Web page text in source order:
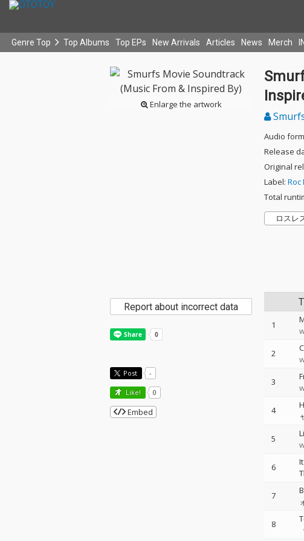
Genre Top Top Albums Top EPs New Arrivals Articles News Merch
Enlarge the artwork
Audio
Release
Original
Label:
Total
ロスレ
1
2
3
4
5
6
7
8
Report about incorrect data
Post -
Like! 0
Embed